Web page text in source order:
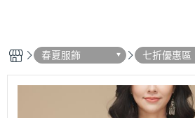
春夏服飾 七折優惠區